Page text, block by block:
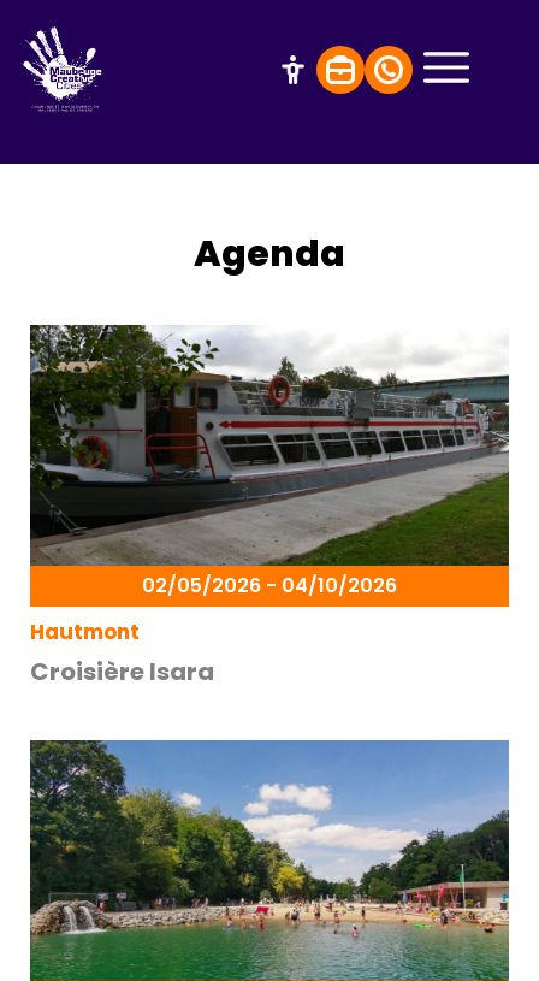
Agenda
02/05/2026 - 04/10/2026
Hautmont
Croisière Isara